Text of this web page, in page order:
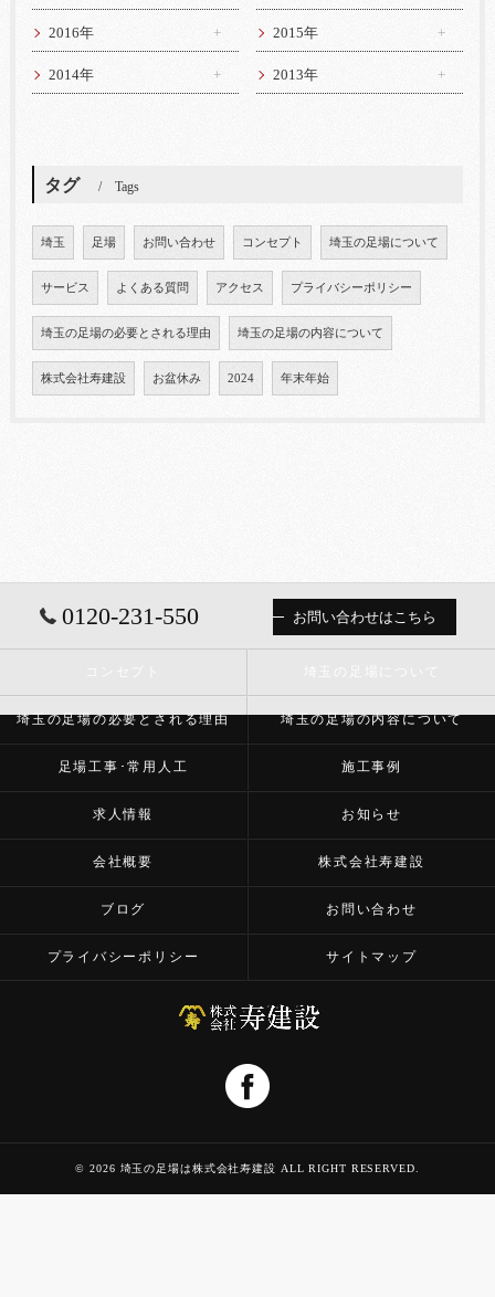
2016年 2015年
2014年 2013年
タグ Tags
埼玉 足場 お問い合わせ コンセプト 埼玉の足場について
サービス よくある質問 アクセス プライバシーポリシー
埼玉の足場の必要とされる理由 埼玉の足場の内容について
株式会社寿建設 お盆休み 2024 年末年始
0120-231-550 お問い合わせはこちら
埼玉の足場の必要とされる理由 埼玉の足場の内容について
足場工事･常用人工 施工事例
求人情報 お知らせ
会社概要 株式会社寿建設
ブログ お問い合わせ
プライバシーポリシー サイトマップ
© 2026 埼玉の足場は株式会社寿建設 ALL RIGHT RESERVED.